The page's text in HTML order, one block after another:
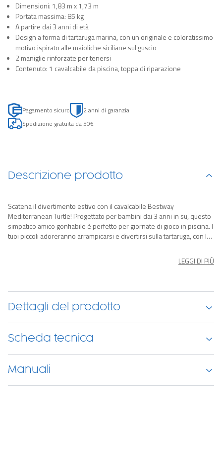
Dimensioni: 1,83 m x 1,73 m
Portata massima: 85 kg
A partire dai 3 anni di età
Design a forma di tartaruga marina, con un originale e coloratissimo
motivo ispirato alle maioliche siciliane sul guscio
2 maniglie rinforzate per tenersi
Contenuto: 1 cavalcabile da piscina, toppa di riparazione
Pagamento sicuro
2 anni di garanzia
Spedizione gratuita da 50€
Descrizione prodotto
Scatena il divertimento estivo con il cavalcabile Bestway
Mediterranean Turtle! Progettato per bambini dai 3 anni in su, questo
simpatico amico gonfiabile è perfetto per giornate di gioco in piscina. I
tuoi piccoli adoreranno arrampicarsi e divertirsi sulla tartaruga, con la
cavalcano le onde. Facile da gonfiare, sgonfiare e riporre, ilLEGGI DI PIÙ
Dettagli del prodotto
Scheda tecnica
Manuali